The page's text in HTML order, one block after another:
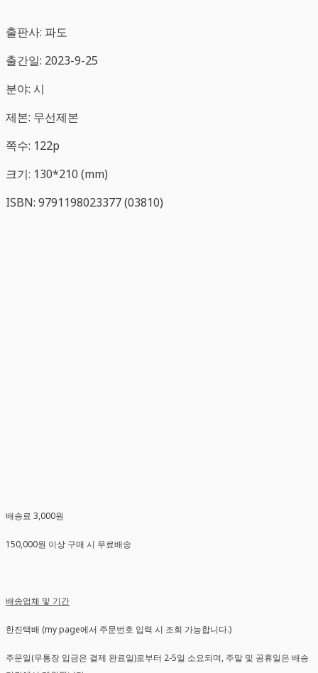
출판사: 파도
출간일: 2023-9-25
분야: 시
제본: 무선제본
쪽수: 122p
크기: 130*210 (mm)
ISBN: 9791198023377 (03810)
배송료 3,000원
150,000원 이상 구매 시 무료배송
배송업체 및 기간
한진택배 (my page에서 주문번호 입력 시 조회 가능합니다.)
주문일(무통장 입금은 결제 완료일)로부터 2-5일 소요되며, 주말 및 공휴일은 배송